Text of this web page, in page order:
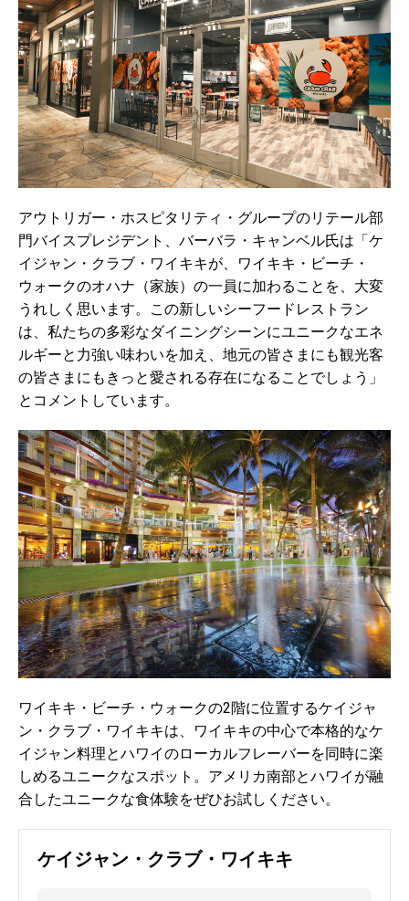
アウトリガー・ホスピタリティ・グループのリテール部
門バイスプレジデント、バーバラ・キャンベル氏は「ケ
イジャン・クラブ・ワイキキが、ワイキキ・ビーチ・
ウォークのオハナ（家族）の一員に加わることを、大変
うれしく思います。この新しいシーフードレストラン
は、私たちの多彩なダイニングシーンにユニークなエネ
ルギーと力強い味わいを加え、地元の皆さまにも観光客
の皆さまにもきっと愛される存在になることでしょう」
とコメントしています。
ワイキキ・ビーチ・ウォークの2階に位置するケイジャ
ン・クラブ・ワイキキは、ワイキキの中心で本格的なケ
イジャン料理とハワイのローカルフレーバーを同時に楽
しめるユニークなスポット。アメリカ南部とハワイが融
合したユニークな食体験をぜひお試しください。
ケイジャン・クラブ・ワイキキ